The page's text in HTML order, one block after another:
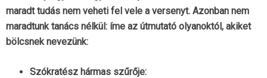
maradt tudás nem veheti fel vele a versenyt. Azonban nem
maradtunk tanács nélkül: íme az útmutató olyanoktól, akiket
bölcsnek nevezünk:
Szókratész hármas szűrője: